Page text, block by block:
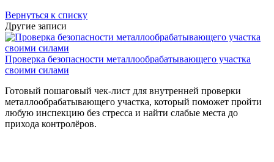
Вернуться к списку
Другие записи
Проверка безопасности металлообрабатывающего участка
своими силами
Готовый пошаговый чек-лист для внутренней проверки
металлообрабатывающего участка, который поможет пройти
любую инспекцию без стресса и найти слабые места до
прихода контролёров.